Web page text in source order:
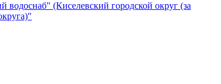
(Киселевский городской округ (за